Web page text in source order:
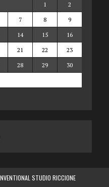
1
2
7 8
9
14 15
16
21 22
23
28 29
30
STUDIO RICCIONE